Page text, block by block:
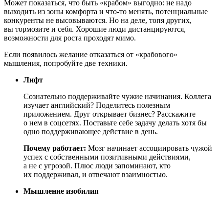
Может показаться, что быть «крабом» выгодно: не надо
выходить из зоны комфорта и что-то менять, потенциальные
конкуренты не высовываются. Но на деле, топя других,
вы тормозите и себя. Хорошие люди дистанцируются,
возможности для роста проходят мимо.
Если появилось желание отказаться от «крабового»
мышления, попробуйте две техники.
Лифт
Сознательно поддерживайте чужие начинания. Коллега
изучает английский? Поделитесь полезным
приложением. Друг открывает бизнес? Расскажите
о нем в соцсетях. Поставьте себе задачу делать хотя бы
одно поддерживающее действие в день.
Почему работает: Мозг начинает ассоциировать чужой
успех с собственными позитивными действиями,
а не с угрозой. Плюс люди запоминают, кто
их поддерживал, и отвечают взаимностью.
Мышление изобилия